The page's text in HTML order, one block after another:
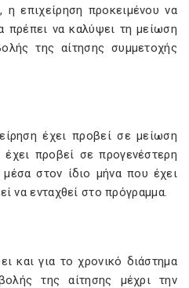
η επιχείρηση προκειμένου να
πρέπει να καλύψει τη μείωση
της αίτησης συμμετοχής
έχει προβεί σε μείωση
προβεί σε προγενέστερη
στον ίδιο μήνα που έχει
να ενταχθεί στο πρόγραμμα.
και για το χρονικό διάστημα
της αίτησης μέχρι την